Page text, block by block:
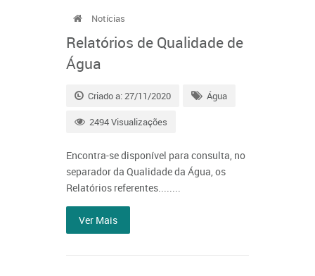
Notícias
Relatórios de Qualidade de
Água
Criado a: 27/11/2020 Água
2494 Visualizações
Encontra-se disponível para consulta, no
separador da Qualidade da Água, os
Relatórios referentes........
Ver Mais